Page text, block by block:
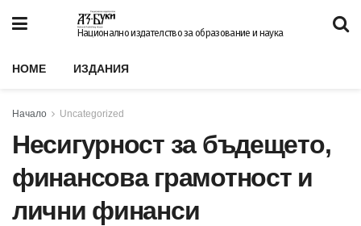
Национално издателство за образование и наука
HOME ИЗДАНИЯ
Начало Uncategorized
Несигурност за бъдещето,
финансова грамотност и
лични финанси